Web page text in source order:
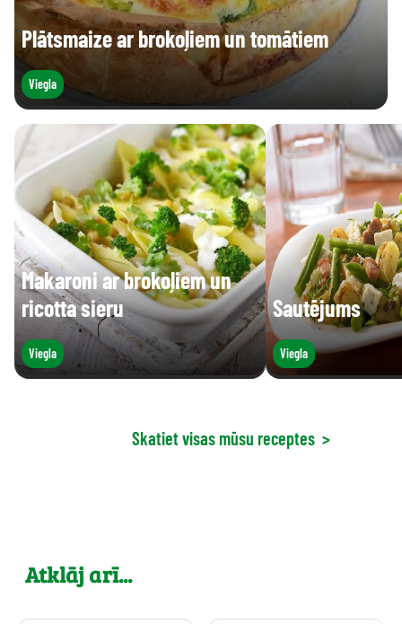
Plātsmaize ar brokoļiem un tomātiem
Viegla
Makaroni ar brokoļiem un
ricotta sieru
Viegla
Sautējums
Viegla
Skatiet visas mūsu receptes >
Atklāj arī...